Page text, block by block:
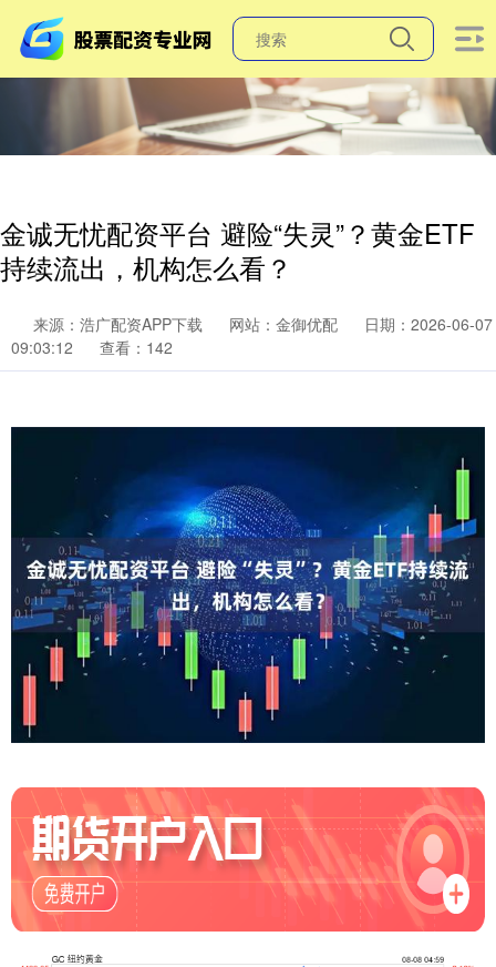
金诚无忧配资平台 避险“失灵”？黄金ETF
持续流出，机构怎么看？
来源：浩广配资APP下载 网站：金御优配
日期：2026-06-07
09:03:12
查看：142